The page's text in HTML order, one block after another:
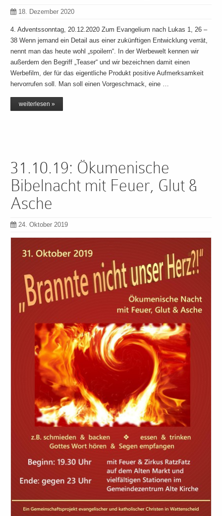
18. Dezember 2020
4. Adventssonntag, 20.12.2020 Zum Evangelium nach Lukas 1, 26 –
38 Wenn jemand ein Detail aus einer zukünftigen Entwicklung verrät,
nennt man das heute wohl „spoilern“. In der Werbewelt kennen wir
außerdem den Begriff „Teaser“ und wir bezeichnen damit einen
Werbefilm, der für das eigentliche Produkt positive Aufmerksamkeit
hervorrufen soll. Man soll einen Vorgeschmack, eine …
weiterlesen »
31.10.19: Ökumenische
Bibelnacht mit Feuer, Glut &
Asche
24. Oktober 2019